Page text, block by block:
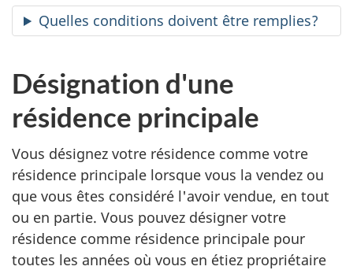
Quelles conditions doivent être remplies?
Désignation d'une
résidence principale
Vous désignez votre résidence comme votre
résidence principale lorsque vous la vendez ou
que vous êtes considéré l'avoir vendue, en tout
ou en partie. Vous pouvez désigner votre
résidence comme résidence principale pour
toutes les années où vous en étiez propriétaire